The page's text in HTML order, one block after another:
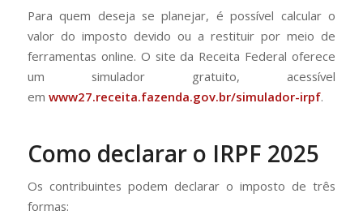
Para quem deseja se planejar, é possível calcular o
valor do imposto devido ou a restituir por meio de
ferramentas online. O site da Receita Federal oferece
um simulador gratuito, acessível
em www27.receita.fazenda.gov.br/simulador-irpf.
Como declarar o IRPF 2025
Os contribuintes podem declarar o imposto de três
formas: